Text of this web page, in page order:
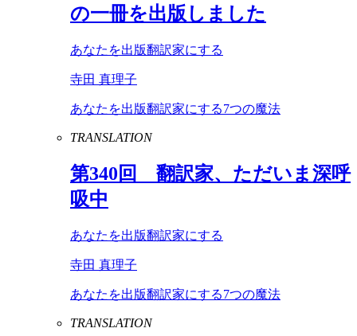
の一冊を出版しました
あなたを出版翻訳家にする
寺田 真理子
あなたを出版翻訳家にする7つの魔法
TRANSLATION
第340回 翻訳家、ただいま深呼
吸中
あなたを出版翻訳家にする
寺田 真理子
あなたを出版翻訳家にする7つの魔法
TRANSLATION